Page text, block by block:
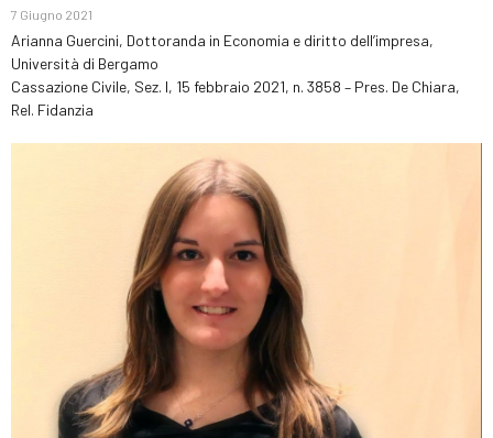
7 Giugno 2021
Arianna Guercini, Dottoranda in Economia e diritto dell’impresa,
Università di Bergamo
Cassazione Civile, Sez. I, 15 febbraio 2021, n. 3858 – Pres. De Chiara,
Rel. Fidanzia